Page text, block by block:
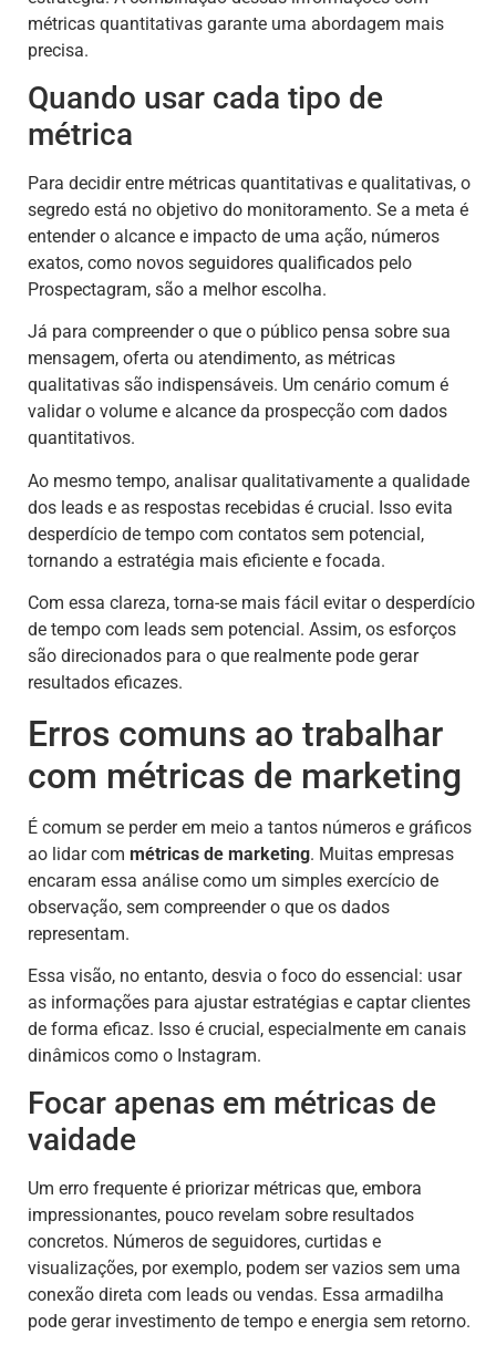
métricas quantitativas garante uma abordagem mais
precisa.
Quando usar cada tipo de
métrica
Para decidir entre métricas quantitativas e qualitativas, o
segredo está no objetivo do monitoramento. Se a meta é
entender o alcance e impacto de uma ação, números
exatos, como novos seguidores qualificados pelo
Prospectagram, são a melhor escolha.
Já para compreender o que o público pensa sobre sua
mensagem, oferta ou atendimento, as métricas
qualitativas são indispensáveis. Um cenário comum é
validar o volume e alcance da prospecção com dados
quantitativos.
Ao mesmo tempo, analisar qualitativamente a qualidade
dos leads e as respostas recebidas é crucial. Isso evita
desperdício de tempo com contatos sem potencial,
tornando a estratégia mais eficiente e focada.
Com essa clareza, torna-se mais fácil evitar o desperdício
de tempo com leads sem potencial. Assim, os esforços
são direcionados para o que realmente pode gerar
resultados eficazes.
Erros comuns ao trabalhar
com métricas de marketing
É comum se perder em meio a tantos números e gráficos
ao lidar com métricas de marketing. Muitas empresas
encaram essa análise como um simples exercício de
observação, sem compreender o que os dados
representam.
Essa visão, no entanto, desvia o foco do essencial: usar
as informações para ajustar estratégias e captar clientes
de forma eficaz. Isso é crucial, especialmente em canais
dinâmicos como o Instagram.
Focar apenas em métricas de
vaidade
Um erro frequente é priorizar métricas que, embora
impressionantes, pouco revelam sobre resultados
concretos. Números de seguidores, curtidas e
visualizações, por exemplo, podem ser vazios sem uma
conexão direta com leads ou vendas. Essa armadilha
pode gerar investimento de tempo e energia sem retorno.